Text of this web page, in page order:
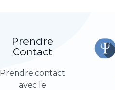
Prendre
Contact
Prendre contact
avec le